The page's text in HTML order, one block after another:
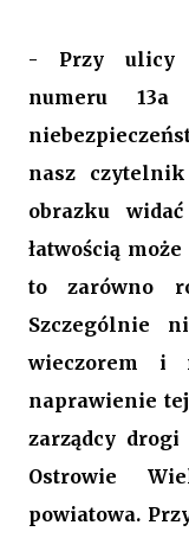
- Przy ulicy
numeru
nasz
obrazku
łatwością
to zarówno
Szczególnie
wieczorem i
naprawienie
zarządcy drogi
Ostrowie
powiatowa.